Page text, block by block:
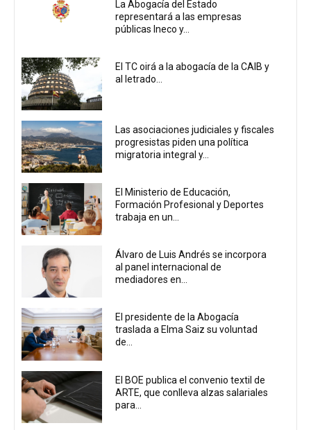
La Abogacía del Estado
representará a las empresas
públicas Ineco y...
El TC oirá a la abogacía de la CAIB y
al letrado...
Las asociaciones judiciales y fiscales
progresistas piden una política
migratoria integral y...
El Ministerio de Educación,
Formación Profesional y Deportes
trabaja en un...
Álvaro de Luis Andrés se incorpora
al panel internacional de
mediadores en...
El presidente de la Abogacía
traslada a Elma Saiz su voluntad
de...
El BOE publica el convenio textil de
ARTE, que conlleva alzas salariales
para...